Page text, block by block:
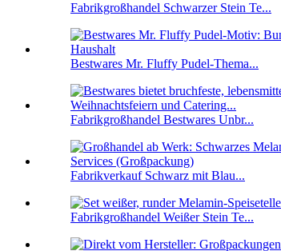
Fabrikgroßhandel Schwarzer Stein Te...
Bestwares Mr. Fluffy Pudel-Thema...
Fabrikgroßhandel Bestwares Unbr...
Fabrikverkauf Schwarz mit Blau...
Fabrikgroßhandel Weißer Stein Te...